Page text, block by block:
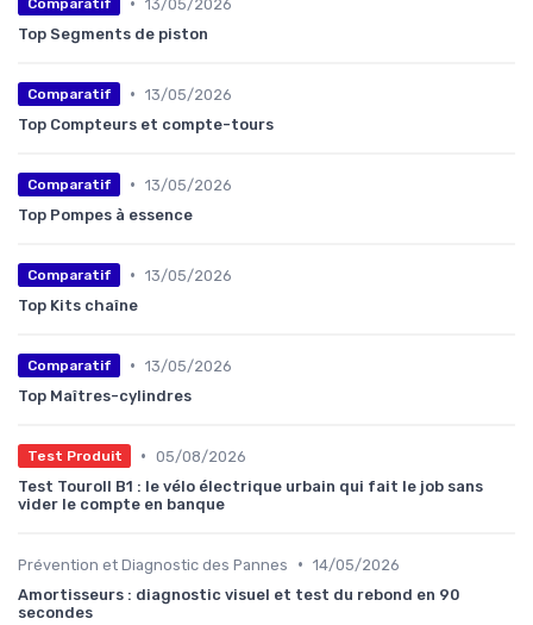
Comparatif
13/05/2026
Top Segments de piston
Comparatif • 13/05/2026
Top Compteurs et compte-tours
Comparatif • 13/05/2026
Top Pompes à essence
Comparatif • 13/05/2026
Top Kits chaîne
Comparatif • 13/05/2026
Top Maîtres-cylindres
Test Produit • 05/08/2026
Test Touroll B1 : le vélo électrique urbain qui fait le job sans
vider le compte en banque
Prévention et Diagnostic des Pannes • 14/05/2026
Amortisseurs : diagnostic visuel et test du rebond en 90
secondes